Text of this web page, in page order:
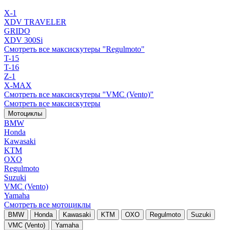
X-1
XDV TRAVELER
GRIDO
XDV 300Si
Смотреть все максискутеры "Regulmoto"
T-15
T-16
Z-1
X-MAX
Смотреть все максискутеры "VMC (Vento)"
Смотреть все максискутеры
Мотоциклы
BMW
Honda
Kawasaki
KTM
OXO
Regulmoto
Suzuki
VMC (Vento)
Yamaha
Смотреть все мотоциклы
BMW Honda Kawasaki KTM OXO Regulmoto
Suzuki
VMC (Vento)
Yamaha